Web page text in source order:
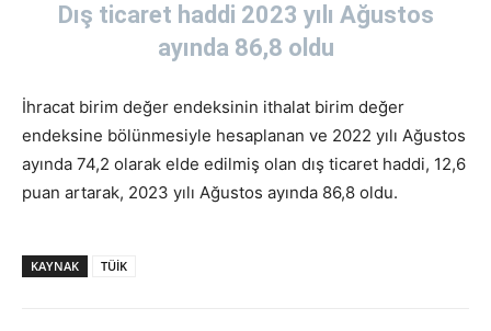
Dış ticaret haddi 2023 yılı Ağustos
ayında 86,8 oldu
İhracat birim değer endeksinin ithalat birim değer
endeksine bölünmesiyle hesaplanan ve 2022 yılı Ağustos
ayında 74,2 olarak elde edilmiş olan dış ticaret haddi, 12,6
puan artarak, 2023 yılı Ağustos ayında 86,8 oldu.
KAYNAK TÜİK